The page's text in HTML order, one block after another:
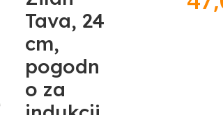
Tava, 24
cm,
pogodn
o za